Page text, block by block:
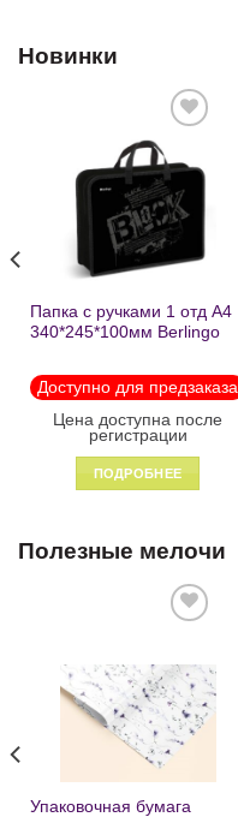
Новинки
Добавить
в список
желаний
Папка с ручками 1 отд А4
340*245*100мм Berlingo
молнии1246
Доступно для предзаказа
Цена доступна после
регистрации
ПОДРОБНЕЕ
Полезные мелочи
желаний
Упаковочная бумага